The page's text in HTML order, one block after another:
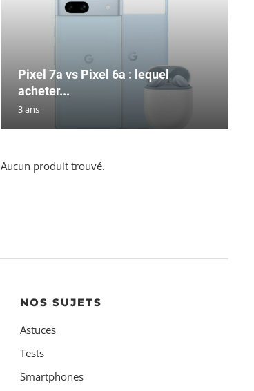
Pixel 7a vs Pixel 6a : lequel
acheter...
3 ans
Aucun produit trouvé.
NOS SUJETS
Astuces
Tests
Smartphones